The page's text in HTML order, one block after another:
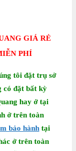
GIÁ RẺ
PHÍ
tôi đặt trụ sở
có đặt bất kỳ
hay ở tại
ở trên toàn
bảo hành tại
ở trên toàn